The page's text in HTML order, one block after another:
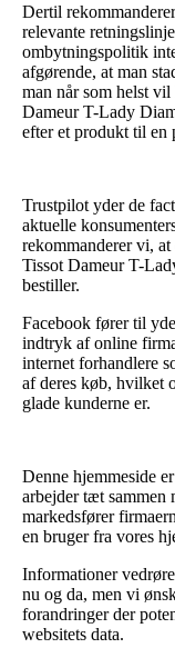
Dertil
relevante
ombytningspolitik
afgørende, at man
man når som helst
Dameur T-Lady
efter et produkt til en
Trustpilot yder de
aktuelle
rekommanderer vi,
Tissot Dameur T-
bestiller.
Facebook fører til
indtryk af online
internet forhandlere
af deres køb, hvilket
glade kunderne er.
Denne hjemmeside
arbejder tæt sammen
markedsfører
en bruger fra vores
Informationer
nu og da, men vi
forandringer der
websitets data.